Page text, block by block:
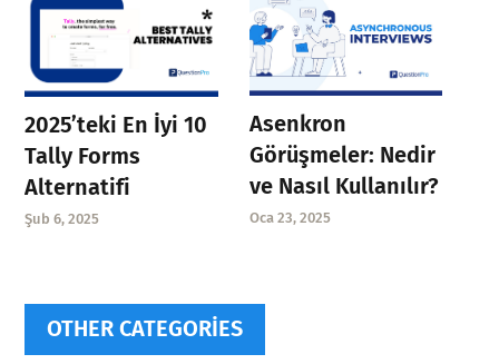
2025’teki En İyi 10
Tally Forms
Alternatifi
Şub 6, 2025
Asenkron
Görüşmeler: Nedir
ve Nasıl Kullanılır?
Oca 23, 2025
OTHER CATEGORIES